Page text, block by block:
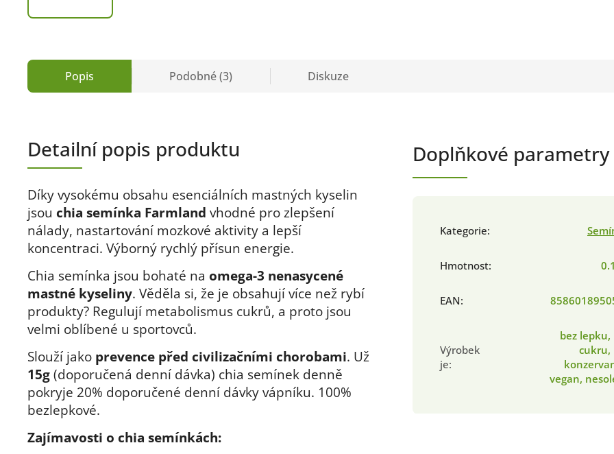
Popis Podobné (3) Diskuze
Detailní popis produktu
Díky vysokému obsahu esenciálních mastných kyselin
jsou chia semínka Farmland vhodné pro zlepšení
nálady, nastartování mozkové aktivity a lepší
koncentraci. Výborný rychlý přísun energie.
Chia semínka jsou bohaté na omega-3 nenasycené
mastné kyseliny. Věděla si, že je obsahují více než rybí
produkty? Regulují metabolismus cukrů, a proto jsou
velmi oblíbené u sportovců.
Slouží jako prevence před civilizačními chorobami. Už
15g (doporučená denní dávka) chia semínek denně
pokryje 20% doporučené denní dávky vápníku. 100%
bezlepkové.
Zajímavosti o chia semínkách:
Doplňkové parametry
Kategorie:
Hmotnost:
EAN:
Výrobek
je:
bez lepku,
cukru,
vegan,